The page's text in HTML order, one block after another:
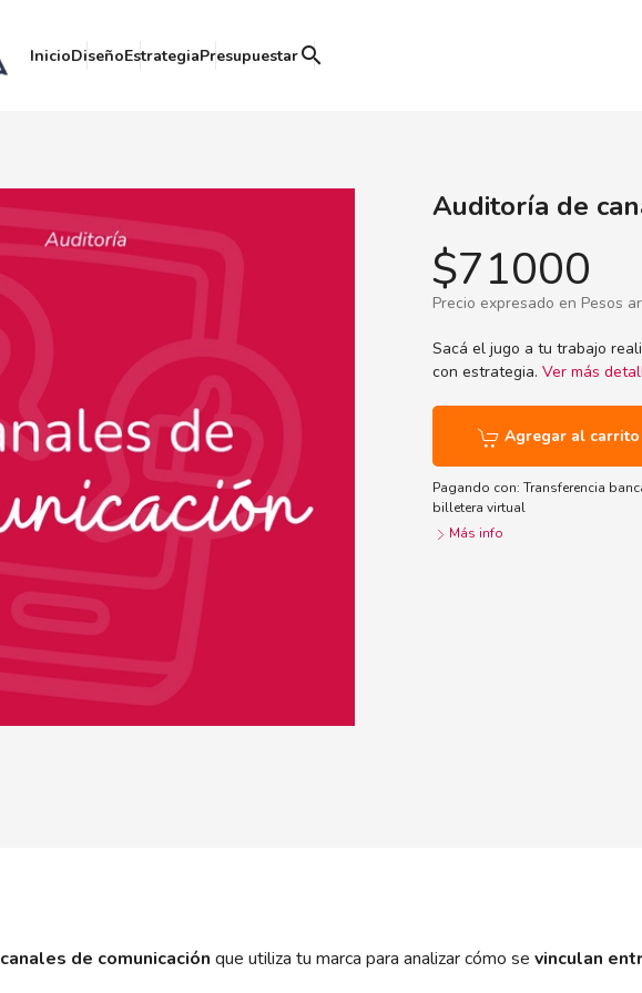
InicioDiseñoEstrategiaPresupuestarsearch
Auditoría de
$71000
Precio expresado en Pesos
Sacá el jugo a tu trabajo
con estrategia. Ver más
Agregar al carrito
Pagando con: Transferencia
billetera virtual
Más info
canales de comunicaciónque utiliza tu marca para analizar cómo sevinculan